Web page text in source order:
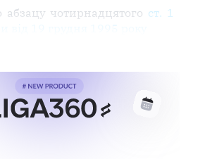
абзацу чотирнадцятого ст. 1